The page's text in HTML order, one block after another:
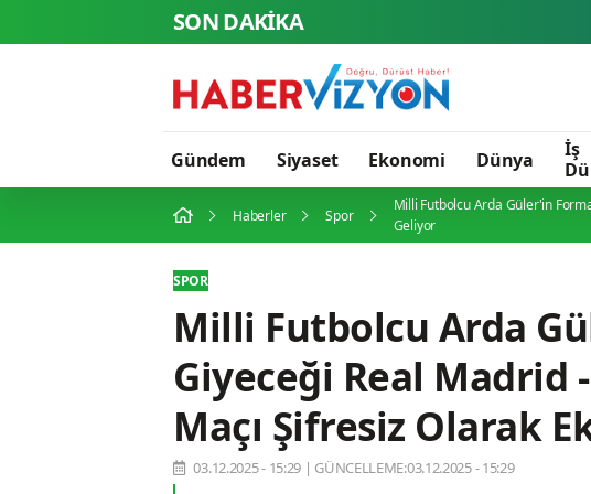
SON DAKİKA
Gündem Siyaset Ekonomi Dünya
İş
Haberler Spor
Milli Futbolcu Arda Güler'in
Geliyor
SPOR
Milli Futbolcu Arda
Giyeceği Real Madrid
Maçı Şifresiz Olarak
03.12.2025 - 15:29 | GÜNCELLEME:03.12.2025 - 15:29